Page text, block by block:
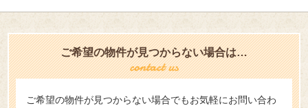
ご希望の物件が見つからない場合は…
ご希望の物件が見つからない場合でもお気軽にお問い合わ